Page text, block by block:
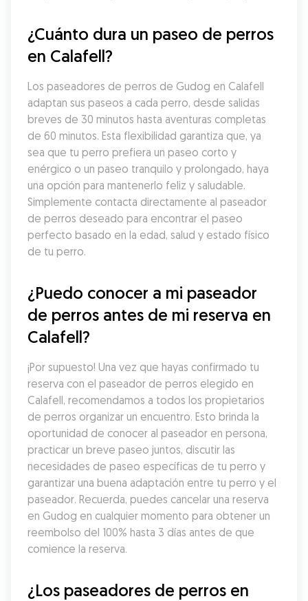
¿Cuánto dura un paseo de perros
en Calafell?
Los paseadores de perros de Gudog en Calafell
adaptan sus paseos a cada perro, desde salidas
breves de 30 minutos hasta aventuras completas
de 60 minutos. Esta flexibilidad garantiza que, ya
sea que tu perro prefiera un paseo corto y
enérgico o un paseo tranquilo y prolongado, haya
una opción para mantenerlo feliz y saludable.
Simplemente contacta directamente al paseador
de perros deseado para encontrar el paseo
perfecto basado en la edad, salud y estado físico
de tu perro.
¿Puedo conocer a mi paseador
de perros antes de mi reserva en
Calafell?
¡Por supuesto! Una vez que hayas confirmado tu
reserva con el paseador de perros elegido en
Calafell, recomendamos a todos los propietarios
de perros organizar un encuentro. Esto brinda la
oportunidad de conocer al paseador en persona,
practicar un breve paseo juntos, discutir las
necesidades de paseo específicas de tu perro y
garantizar una buena adaptación entre tu perro y el
paseador. Recuerda, puedes cancelar una reserva
en Gudog en cualquier momento para obtener un
reembolso del 100% hasta 3 días antes de que
comience la reserva.
¿Los paseadores de perros en